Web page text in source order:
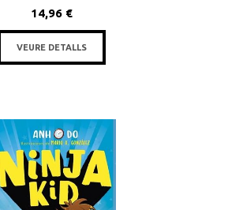
14,96 €
VEURE DETALLS